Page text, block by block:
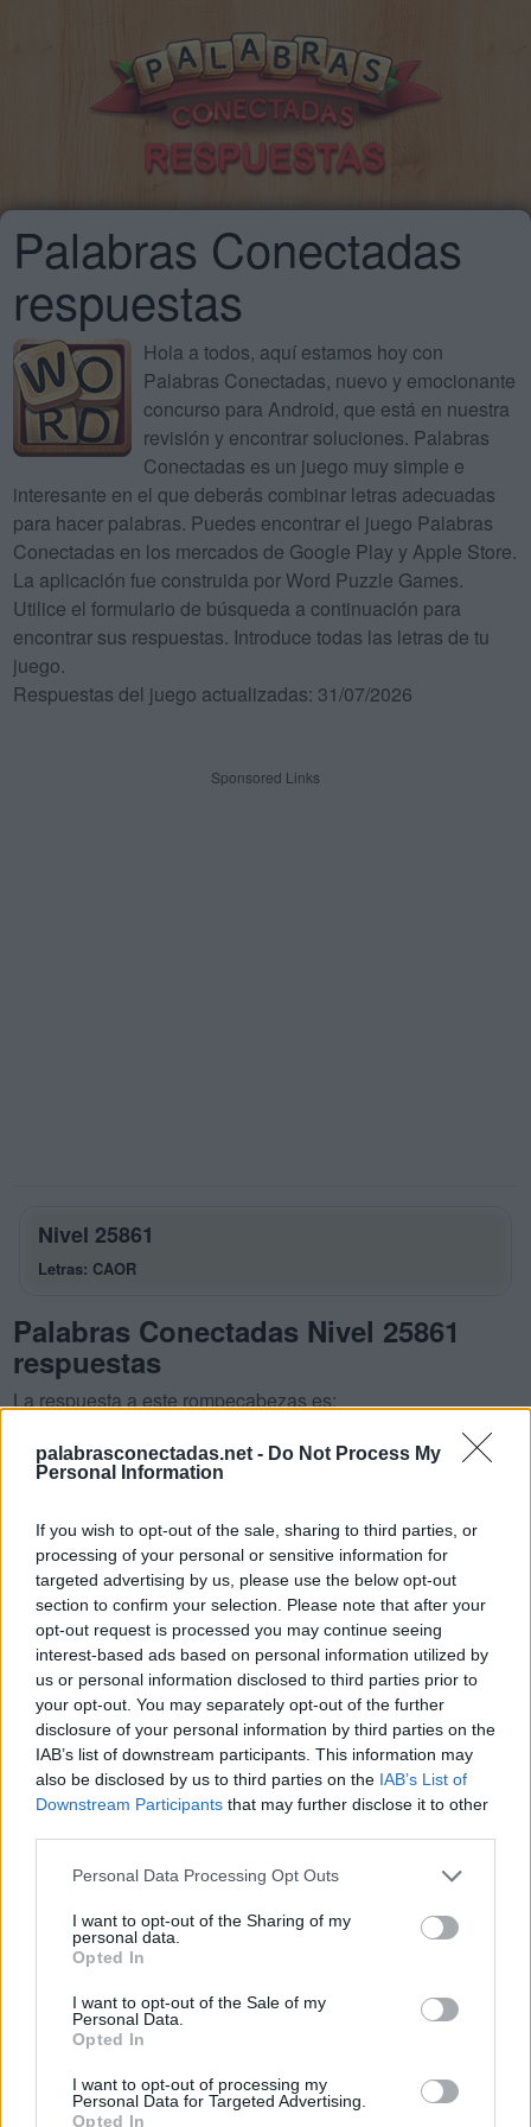
palabrasconectadas.net - Do Not Process My
Personal Information
If you wish to opt-out of the sale, sharing to third parties, or
processing of your personal or sensitive information for
targeted advertising by us, please use the below opt-out
section to confirm your selection. Please note that after your
opt-out request is processed you may continue seeing
interest-based ads based on personal information utilized by
us or personal information disclosed to third parties prior to
your opt-out. You may separately opt-out of the further
disclosure of your personal information by third parties on the
IAB’s list of downstream participants. This information may
also be disclosed by us to third parties on the IAB’s List of
Downstream Participants that may further disclose it to other
Personal Data Processing Opt Outs
I want to opt-out of the Sharing of my
personal data.
Opted In
I want to opt-out of the Sale of my
Personal Data.
Opted In
I want to opt-out of processing my
Personal Data for Targeted Advertising.
Opted In
Palabras Conectadas
respuestas
Hola a todos, aquí estamos hoy con
Palabras Conectadas, nuevo y emocionante
concurso para Android, que está en nuestra
revisión y encontrar soluciones. Palabras
Conectadas es un juego muy simple e
interesante en el que deberás combinar letras adecuadas
para hacer palabras. Puedes encontrar el juego Palabras
Conectadas en los mercados de Google Play y Apple Store.
La aplicación fue construida por Word Puzzle Games.
Utilice el formulario de búsqueda a continuación para
encontrar sus respuestas. Introduce todas las letras de tu
juego.
Respuestas del juego actualizadas: 31/07/2026
Sponsored Links
Nivel 25861
Letras: CAOR
Palabras Conectadas Nivel 25861
respuestas
La respuesta a este rompecabezas es:
C
A
O
C
O R
A
O
R C
A
R
O C
A
Palabras extra:
R
O
A
A
R
O
O
R
A
BUSCAR MÁS
RESPUESTAS
Por favor seleccione los niveles:
Palabras Conectadas Respuesta de nivel 25856